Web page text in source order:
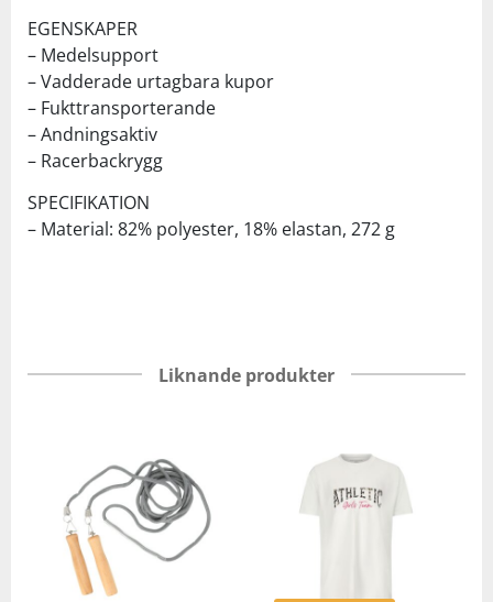
EGENSKAPER
– Medelsupport
– Vadderade urtagbara kupor
– Fukttransporterande
– Andningsaktiv
– Racerbackrygg
SPECIFIKATION
– Material: 82% polyester, 18% elastan, 272 g
Liknande produkter